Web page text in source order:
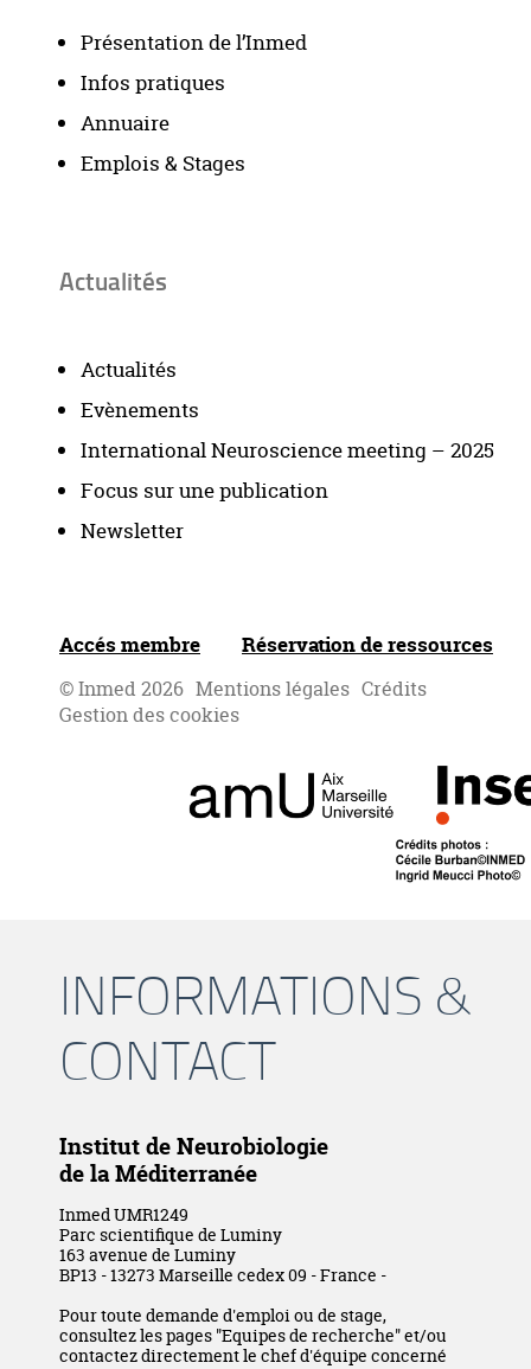
Présentation de l’Inmed
Infos pratiques
Annuaire
Emplois & Stages
Actualités
Actualités
Evènements
International Neuroscience meeting – 2025
Focus sur une publication
Newsletter
Accés membre Réservation de ressources
© Inmed 2026 Mentions légales Crédits
Gestion des cookies
INFORMATIONS &
CONTACT
Institut de Neurobiologie
de la Méditerranée
Inmed UMR1249
Parc scientifique de Luminy
163 avenue de Luminy
BP13 - 13273 Marseille cedex 09 - France -
Pour toute demande d'emploi ou de stage,
consultez les pages "Equipes de recherche" et/ou
contactez directement le chef d'équipe concerné